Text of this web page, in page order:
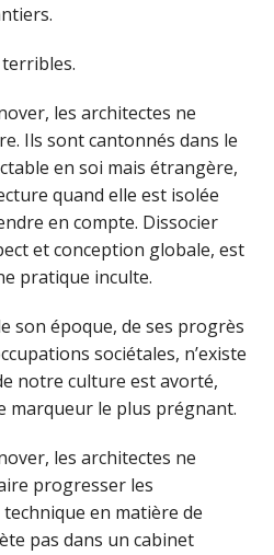
les architectes ne
Ils sont cantonnés dans le
en soi mais étrangère,
quand elle est isolée
en compte. Dissocier
et conception globale, est
pratique inculte.
son époque, de ses progrès
sociétales, n’existe
notre culture est avorté,
marqueur le plus prégnant.
les architectes ne
progresser les
en matière de
pas dans un cabinet